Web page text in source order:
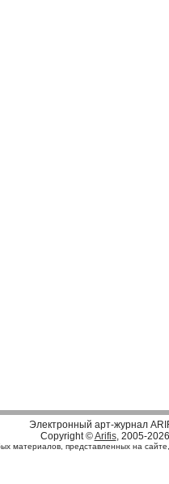
Электронный арт-журнал
Copyright ©Arifis, 2005-2026
материалов, представленных на